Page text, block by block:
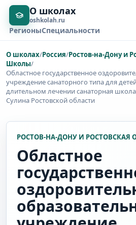
О школах
oshkolah.ru
РегионыСпециальности
О школах/Россия/Ростов-на-Дону и
Школы/
Областное государственное
учреждение санаторного типа для
длительном лечении санаторная
Сулина Ростовской области
РОСТОВ-НА-ДОНУ И РОСТОВСКАЯ
Областное